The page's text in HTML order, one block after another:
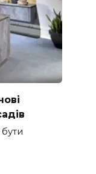
бути